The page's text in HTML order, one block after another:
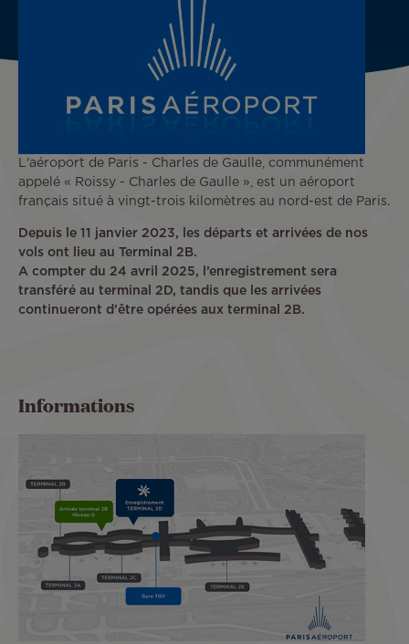
L'aéroport de Paris - Charles de Gaulle, communément
appelé « Roissy - Charles de Gaulle », est un aéroport
français situé à vingt-trois kilomètres au nord-est de Paris.
Depuis le 11 janvier 2023, les départs et arrivées de nos
vols ont lieu au Terminal 2B.
A compter du 24 avril 2025, l’enregistrement sera
transféré au terminal 2D, tandis que les arrivées
continueront d’être opérées aux terminal 2B.
Informations